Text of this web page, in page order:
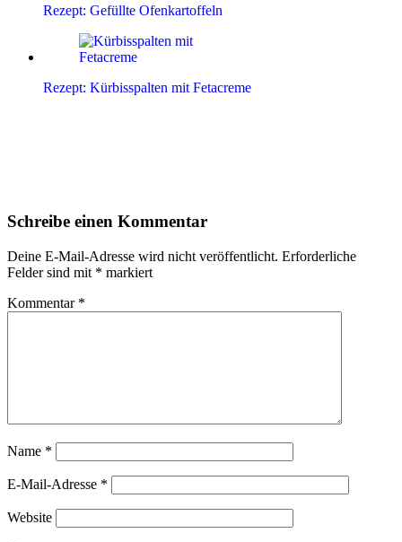
Rezept: Gefüllte Ofenkartoffeln
Rezept: Kürbisspalten mit Fetacreme
Interaktionen
Schreibe einen Kommentar
Deine E-Mail-Adresse wird nicht veröffentlicht. Erforderliche
Felder sind mit * markiert
Kommentar *
Name *
E-Mail-Adresse *
Website